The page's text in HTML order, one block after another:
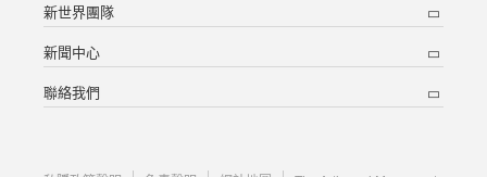
新世界團隊
新聞中心
聯絡我們